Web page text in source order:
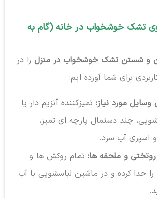
تشک خوشخواب در خانه (گام به
و شستن تشک خوشخواب در منزلرا در
وسایل مورد نیاز:تمیزکننده آنزیم دار یا
چند دستمال پارچه ای تمیز،
اسپری آب سرد.
و ملحفه ها:تمام روکش ها و
جدا کرده و در ماشین لباسشویی با آب